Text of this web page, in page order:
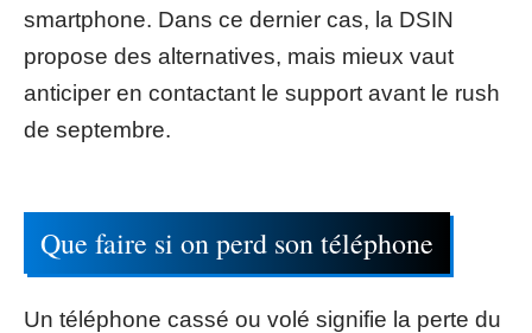
smartphone. Dans ce dernier cas, la DSIN
propose des alternatives, mais mieux vaut
anticiper en contactant le support avant le rush
de septembre.
Que faire si on perd son téléphone
Un téléphone cassé ou volé signifie la perte du